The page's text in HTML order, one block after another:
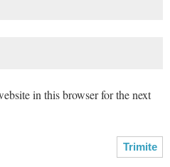
in this browser for the next